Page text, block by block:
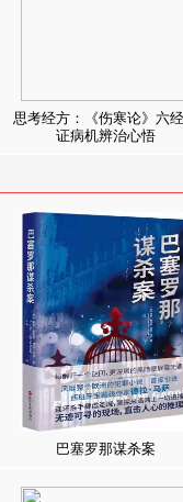
思考经方：《伤寒论》六
证病机辨治心悟
巴塞罗那谋杀案